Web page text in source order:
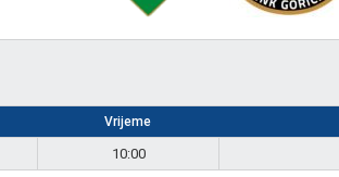
Vrijeme
10:00